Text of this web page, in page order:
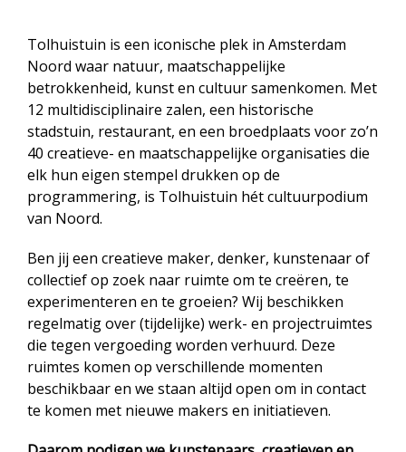
Tolhuistuin is een iconische plek in Amsterdam
Noord waar natuur, maatschappelijke
betrokkenheid, kunst en cultuur samenkomen. Met
12 multidisciplinaire zalen, een historische
stadstuin, restaurant, en een broedplaats voor zo’n
40 creatieve- en maatschappelijke organisaties die
elk hun eigen stempel drukken op de
programmering, is Tolhuistuin hét cultuurpodium
van Noord.
Ben jij een creatieve maker, denker, kunstenaar of
collectief op zoek naar ruimte om te creëren, te
experimenteren en te groeien? Wij beschikken
regelmatig over (tijdelijke) werk- en projectruimtes
die tegen vergoeding worden verhuurd. Deze
ruimtes komen op verschillende momenten
beschikbaar en we staan altijd open om in contact
te komen met nieuwe makers en initiatieven.